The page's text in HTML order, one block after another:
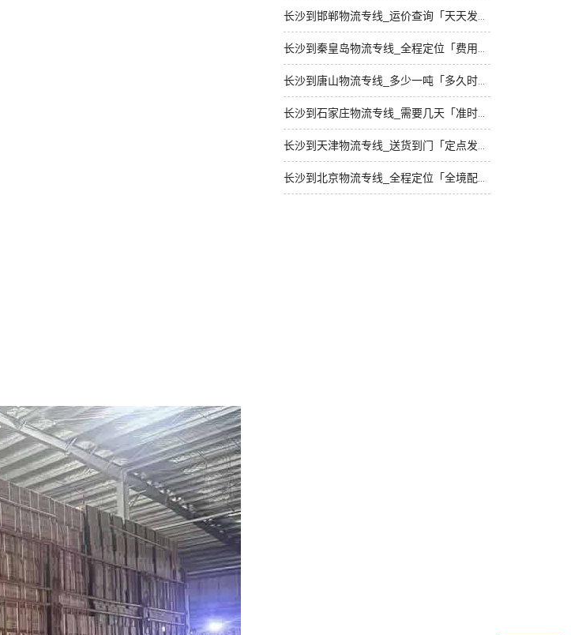
长沙到邯郸物流专线_运价查询「天天发车」
长沙到秦皇岛物流专线_全程定位「费用多少」
长沙到唐山物流专线_多少一吨「多久时间」
长沙到石家庄物流专线_需要几天「准时到货」
长沙到天津物流专线_送货到门「定点发车」
长沙到北京物流专线_全程定位「全境配送」